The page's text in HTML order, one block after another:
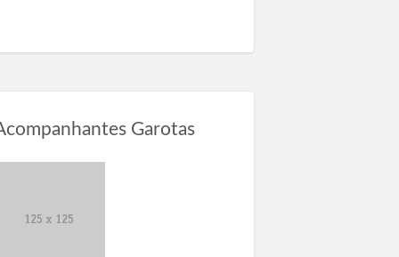
Garotas